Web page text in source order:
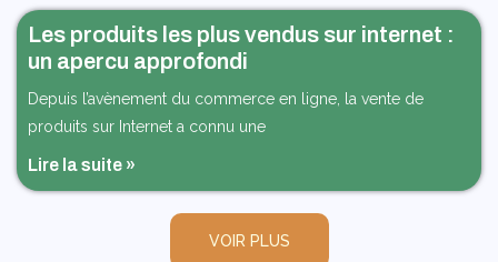
VOIR PLUS
Les produits les plus vendus sur internet :
un apercu approfondi
Depuis l’avènement du commerce en ligne, la vente de
produits sur Internet a connu une
Lire la suite »